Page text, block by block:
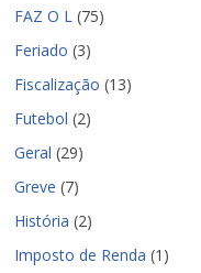
FAZ O L (75)
Feriado (3)
Fiscalização (13)
Futebol (2)
Geral (29)
Greve (7)
História (2)
Imposto de Renda (1)